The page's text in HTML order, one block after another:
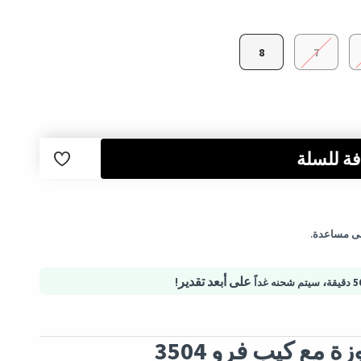
، سيتم شحنه غداً على أبعد تقدير!
كيب فرو 3504
7
8
للسلة
مساعدة.